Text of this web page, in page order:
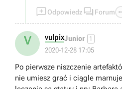
Odpowiedz  Forum
V vulpixJunior 1
2020-12-28 17:05
Po pierwsze niszczenie
nie umiesz grać i ciągle